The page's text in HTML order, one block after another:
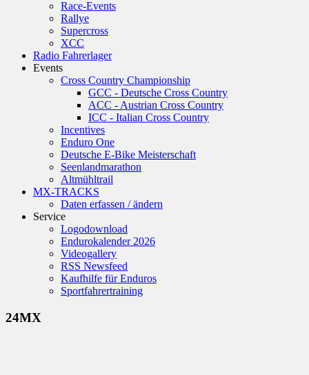
Race-Events
Rallye
Supercross
XCC
Radio Fahrerlager
Events
Cross Country Championship
GCC - Deutsche Cross Country
ACC - Austrian Cross Country
ICC - Italian Cross Country
Incentives
Enduro One
Deutsche E-Bike Meisterschaft
Seenlandmarathon
Altmühltrail
MX-TRACKS
Daten erfassen / ändern
Service
Logodownload
Endurokalender 2026
Videogallery
RSS Newsfeed
Kaufhilfe für Enduros
Sportfahrertraining
24MX